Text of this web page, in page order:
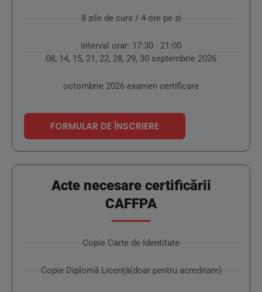
8 zile de curs / 4 ore pe zi
Interval orar: 17:30 - 21:00
08, 14, 15, 21, 22, 28, 29, 30 septembrie 2026
octombrie 2026 examen certificare
FORMULAR DE ÎNSCRIERE
Acte necesare certificării
CAFFPA
Copie Carte de Identitate
Copie Diplomă Licență(doar pentru acreditare)